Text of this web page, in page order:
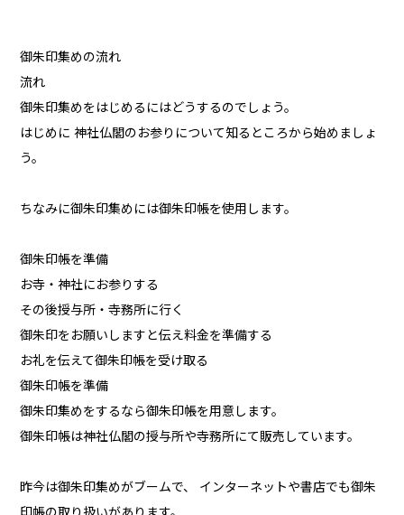
御朱印集めの流れ
流れ
御朱印集めをはじめるにはどうするのでしょう。
はじめに 神社仏閣のお参りについて知るところから始めましょ
う。
ちなみに御朱印集めには御朱印帳を使用します。
御朱印帳を準備
お寺・神社にお参りする
その後授与所・寺務所に行く
御朱印をお願いしますと伝え料金を準備する
お礼を伝えて御朱印帳を受け取る
御朱印帳を準備
御朱印集めをするなら御朱印帳を用意します。
御朱印帳は神社仏閣の授与所や寺務所にて販売しています。
昨今は御朱印集めがブームで、 インターネットや書店でも御朱